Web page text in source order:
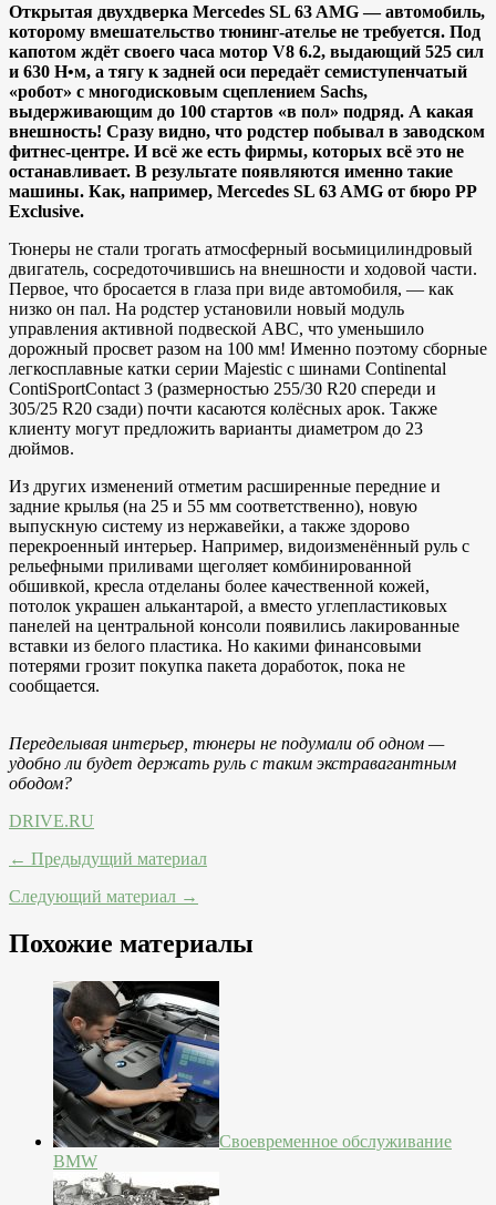
Открытая двухдверка Mercedes SL 63 AMG — автомобиль,
которому вмешательство тюнинг-ателье не требуется. Под
капотом ждёт своего часа мотор V8 6.2, выдающий 525 сил
и 630 Н•м, а тягу к задней оси передаёт семиступенчатый
«робот» с многодисковым сцеплением Sachs,
выдерживающим до 100 стартов «в пол» подряд. А какая
внешность! Сразу видно, что родстер побывал в заводском
фитнес-центре. И всё же есть фирмы, которых всё это не
останавливает. В результате появляются именно такие
машины. Как, например, Mercedes SL 63 AMG от бюро PP
Exclusive.
Тюнеры не стали трогать атмосферный восьмицилиндровый
двигатель, сосредоточившись на внешности и ходовой части.
Первое, что бросается в глаза при виде автомобиля, — как
низко он пал. На родстер установили новый модуль
управления активной подвеской ABC, что уменьшило
дорожный просвет разом на 100 мм! Именно поэтому сборные
легкосплавные катки серии Majestic с шинами Continental
ContiSportContact 3 (размерностью 255/30 R20 спереди и
305/25 R20 сзади) почти касаются колёсных арок. Также
клиенту могут предложить варианты диаметром до 23
дюймов.
Из других изменений отметим расширенные передние и
задние крылья (на 25 и 55 мм соответственно), новую
выпускную систему из нержавейки, а также здорово
перекроенный интерьер. Например, видоизменённый руль с
рельефными приливами щеголяет комбинированной
обшивкой, кресла отделаны более качественной кожей,
потолок украшен алькантарой, а вместо углепластиковых
панелей на центральной консоли появились лакированные
вставки из белого пластика. Но какими финансовыми
потерями грозит покупка пакета доработок, пока не
сообщается.
Переделывая интерьер, тюнеры не подумали об одном —
удобно ли будет держать руль с таким экстравагантным
ободом?
DRIVE.RU
← Предыдущий материал
Следующий материал →
Похожие материалы
Своевременное обслуживание
BMW